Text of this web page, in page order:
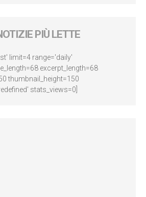
PIÙ LETTE
limit=4 range='daily'
excerpt_length=68
thumbnail_height=150
stats_views=0]